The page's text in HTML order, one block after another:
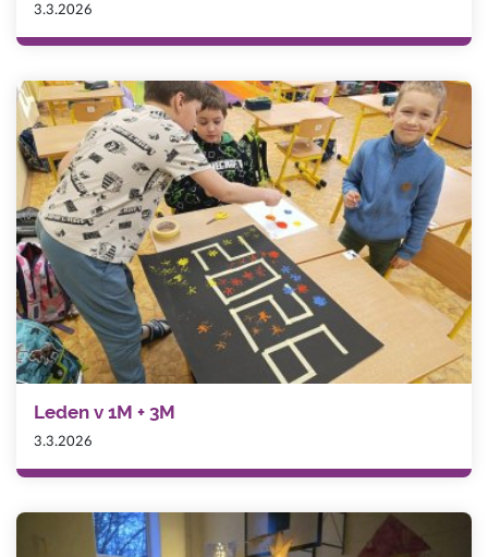
3.3.2026
Leden v 1M + 3M
3.3.2026